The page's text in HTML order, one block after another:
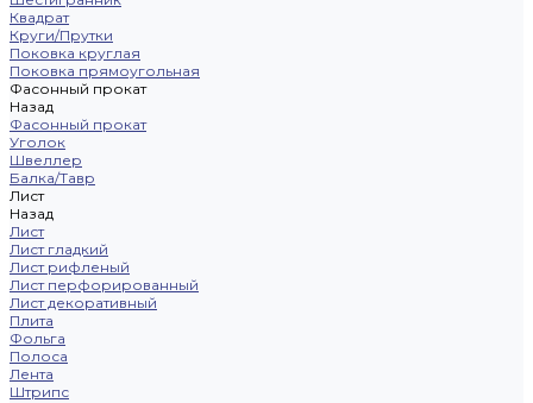
Квадрат
Круги/Прутки
Поковка круглая
Поковка прямоугольная
Фасонный прокат
Назад
Фасонный прокат
Уголок
Швеллер
Балка/Тавр
Лист
Назад
Лист
Лист гладкий
Лист рифленый
Лист перфорированный
Лист декоративный
Плита
Фольга
Полоса
Лента
Штрипс